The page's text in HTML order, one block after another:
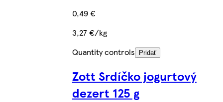
0,49 €
3,27 €/kg
Quantity controls
Pridať
Zott Srdíčko jogurtový
dezert 125 g